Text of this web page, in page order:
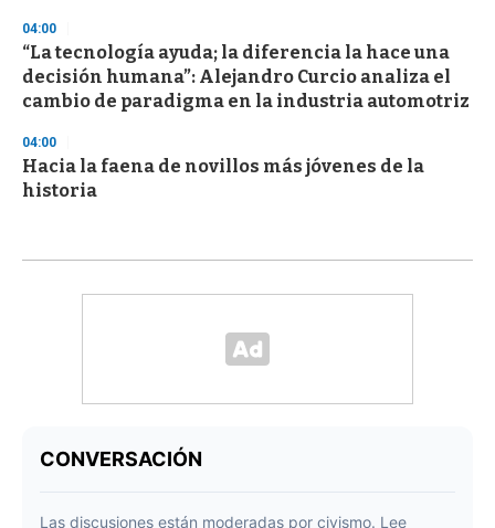
04:00
“La tecnología ayuda; la diferencia la hace una
decisión humana”: Alejandro Curcio analiza el
cambio de paradigma en la industria automotriz
04:00
Hacia la faena de novillos más jóvenes de la
historia